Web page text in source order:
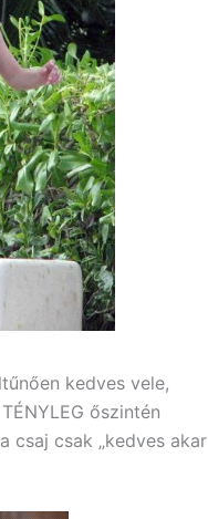
kedves vele,
őszintén
csaj csak „kedves akar